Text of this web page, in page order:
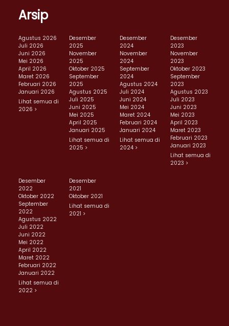
Arsip
Agustus 2026
Juli 2026
Juni 2026
Mei 2026
April 2026
Maret 2026
Februari 2026
Januari 2026
Lihat semua di
2026 >
Desember
2025
November
2025
Oktober 2025
September
2025
Agustus 2025
Juli 2025
Juni 2025
Mei 2025
April 2025
Januari 2025
Lihat semua di
2025 >
Desember
2024
November
2024
September
2024
Agustus 2024
Juli 2024
Juni 2024
Mei 2024
Maret 2024
Februari 2024
Januari 2024
Lihat semua di
2024 >
Desember
2023
November
2023
Oktober 2023
September
2023
Agustus 2023
Juli 2023
Juni 2023
Mei 2023
April 2023
Maret 2023
Februari 2023
Januari 2023
Lihat semua di
2023 >
Desember
2022
Oktober 2022
September
2022
Agustus 2022
Juli 2022
Juni 2022
Mei 2022
April 2022
Maret 2022
Februari 2022
Januari 2022
Lihat semua di
2022 >
Desember
2021
Oktober 2021
Lihat semua di
2021 >